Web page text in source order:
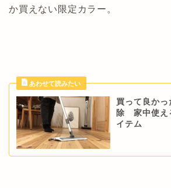
か買えない限定カラー。
買って良か
除 家中使え
イテム